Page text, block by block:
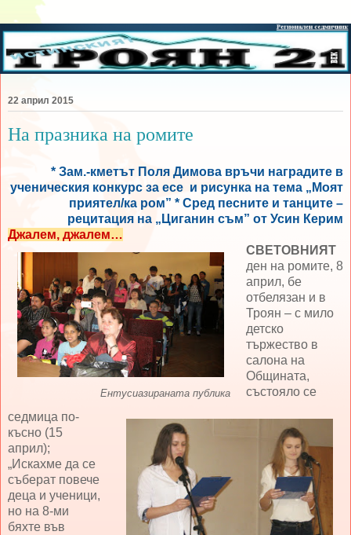
22 април 2015
На празника на ромите
* Зам.-кметът Поля Димова връчи наградите в
ученическия конкурс за есе и рисунка на тема „Моят
приятел/ка ром” * Сред песните и танците –
рецитация на „Циганин съм” от Усин Керим
Джалем, джалем…
Ентусиазираната публика
СВЕТОВНИЯТ
ден на ромите, 8
април, бе
отбелязан и в
Троян – с мило
детско
тържество в
салона на
Общината,
състояло се
седмица по-
късно (15
април);
„Искахме да се
съберат повече
деца и ученици,
но на 8-ми
бяхте във